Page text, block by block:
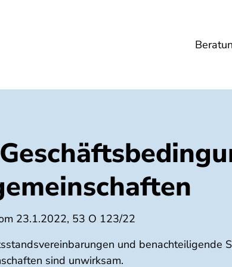
23.1.2022, 53 O 123/22
und benachteiligende
sind unwirksam.